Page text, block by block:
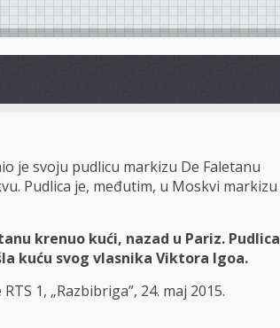
je svoju pudlicu markizu De Faletanu
Pudlica je, međutim, u Moskvi markizu
krenuo kući, nazad u Pariz. Pudlica
kuću svog vlasnika Viktora Igoa.
1, „Razbibriga”, 24. maj 2015.